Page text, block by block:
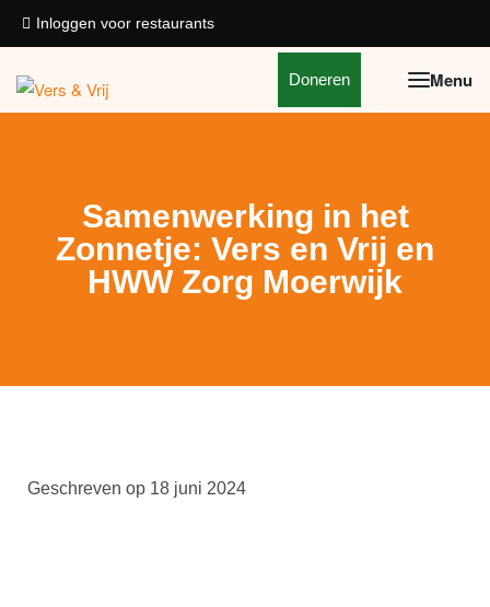
Inloggen voor restaurants
Doneren
Samenwerking in het
Zonnetje: Vers en Vrij en
HWW Zorg Moerwijk
Geschreven op 18 juni 2024